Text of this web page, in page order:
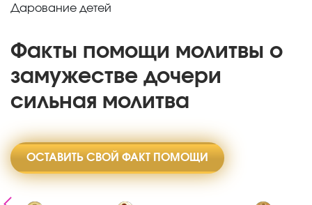
Дарование детей
Факты помощи молитвы о
замужестве дочери
сильная молитва
ОСТАВИТЬ СВОЙ ФАКТ ПОМОЩИ